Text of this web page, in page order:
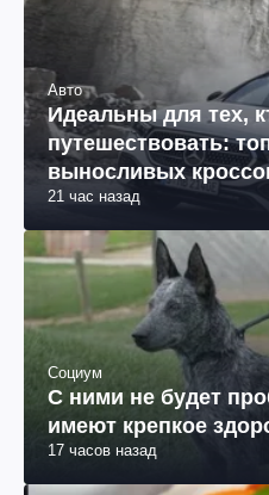
Авто
Идеальны для тех,
путешествовать:
выносливых
21 час назад
Социум
С ними не будет
имеют крепкое
17 часов назад